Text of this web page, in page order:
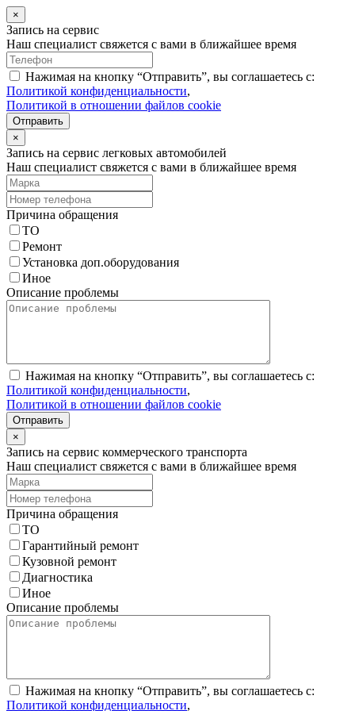
×
Запись на сервис
Наш специалист свяжется с вами в ближайшее время
Нажимая на кнопку “Отправить”, вы соглашаетесь с:
Политикой конфиденциальности,
Политикой в отношении файлов cookie
Отправить
×
Запись на сервис легковых автомобилей
Наш специалист свяжется с вами в ближайшее время
Причина обращения
ТО
Ремонт
Установка доп.оборудования
Иное
Описание проблемы
Нажимая на кнопку “Отправить”, вы соглашаетесь с:
Политикой конфиденциальности,
Политикой в отношении файлов cookie
Отправить
×
Запись на сервис коммерческого транспорта
Наш специалист свяжется с вами в ближайшее время
Причина обращения
ТО
Гарантийный ремонт
Кузовной ремонт
Диагностика
Иное
Описание проблемы
Нажимая на кнопку “Отправить”, вы соглашаетесь с:
Политикой конфиденциальности,